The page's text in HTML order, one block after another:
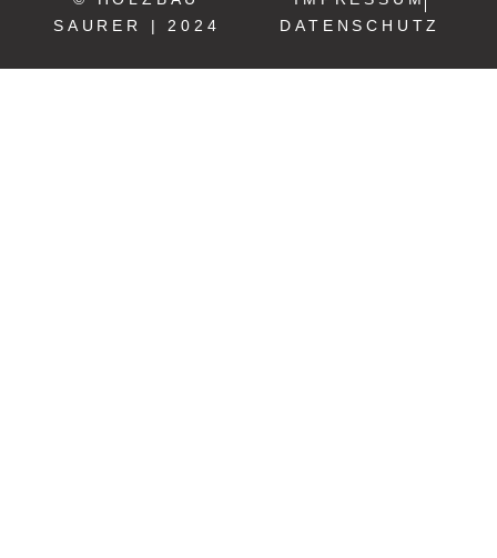
SAURER | 2024
DATENSCHUTZ